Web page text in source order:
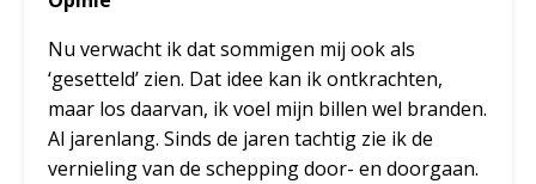
Nu verwacht ik dat sommigen mij ook als
‘gesetteld’ zien. Dat idee kan ik ontkrachten,
maar los daarvan, ik voel mijn billen wel branden.
Al jarenlang. Sinds de jaren tachtig zie ik de
vernieling van de schepping door- en doorgaan.